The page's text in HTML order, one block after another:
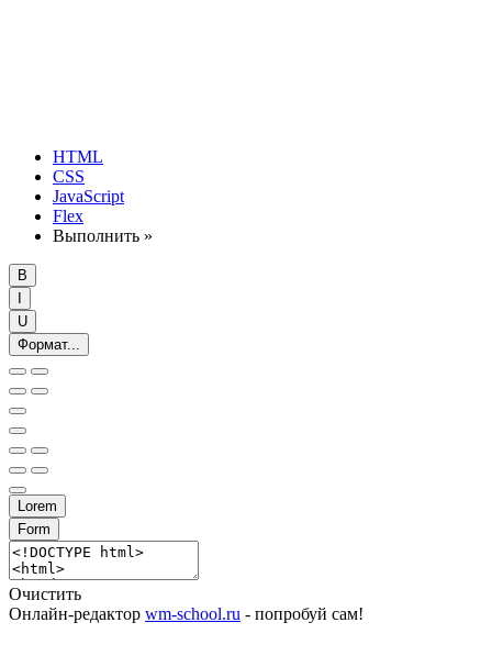
HTML
CSS
JavaScript
Flex
Выполнить »
B
U
Формат...
Lorem
Form
Очистить
Онлайн-редактор wm-school.ru - попробуй сам!